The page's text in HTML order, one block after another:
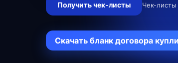
Получить чек-листы Чек-
Скачать бланк договора